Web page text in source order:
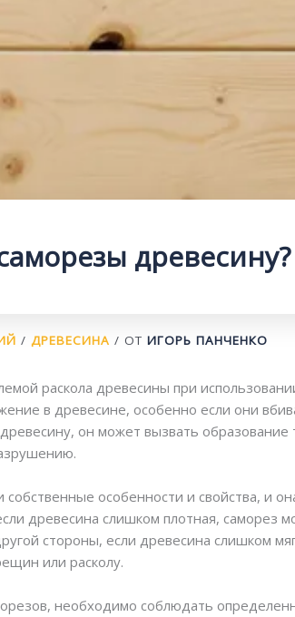
древесину?
/ ДРЕВЕСИНА / ОТ ИГОРЬ ПАНЧЕНКО
раскола древесины при
в древесине, особенно если они
он может вызвать
особенности и свойства, и
древесина слишком плотная, саморез
стороны, если древесина слишком
или расколу.
необходимо соблюдать